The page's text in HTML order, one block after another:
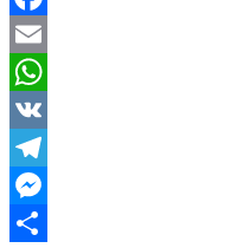
Facebook
Email
WhatsApp
VK
Telegram
Messenger